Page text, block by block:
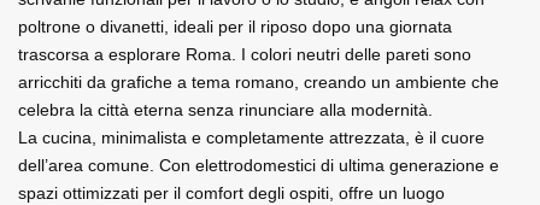
poltrone o divanetti, ideali per il riposo dopo una giornata
trascorsa a esplorare Roma. I colori neutri delle pareti sono
arricchiti da grafiche a tema romano, creando un ambiente che
celebra la città eterna senza rinunciare alla modernità.
La cucina, minimalista e completamente attrezzata, è il cuore
dell’area comune. Con elettrodomestici di ultima generazione e
spazi ottimizzati per il comfort degli ospiti, offre un luogo